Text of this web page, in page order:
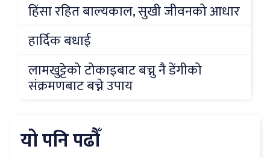
हिंसा रहित बाल्यकाल, सुखी जीवनको आधार
हार्दिक बधाई
लामखुट्टेको टोकाइबाट बच्नु नै डेंगीको
संक्रमणबाट बच्ने उपाय
यो पनि पढौँ